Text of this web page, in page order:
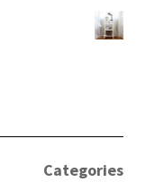
Categories